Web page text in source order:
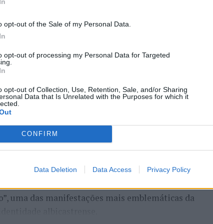
opt-out of the Sale of my Personal Data.
opt-out of processing my Personal Data for Targeted
opt-out of Collection, Use, Retention, Sale, and/or Sharing
Data that Is Unrelated with the Purposes for which it
CONFIRM
Data Deletion Data Access Privacy Policy
de Portugal, acolhe, nos dias 4 e 5 de setembro,
Branco (CCCCB), a primeira edição da
organizada pela Câmara Municipal de
e Cultura, e integrada na programação do
entre 3 e 6 de setembro.
Branco na “Rede de Cidades Criativas da
de 2023, na categoria “Artesanato e Artes
graças ao “valor patrimonial, artístico e
uma das manifestações mais emblemáticas da